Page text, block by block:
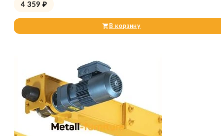
4 359 ₽
В корзину